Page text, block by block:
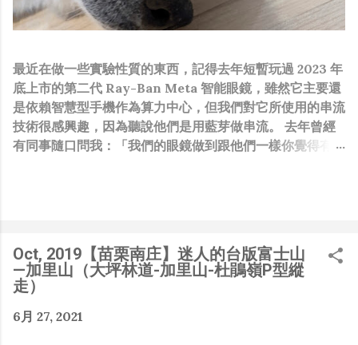
最近在做一些實驗性質的東西，記得去年短暫玩過 2023 年
底上市的第二代 Ray-Ban Meta 智能眼鏡，雖然它主要還
是依賴智慧型手機作為算力中心，但我們對它所使用的串流
技術很感興趣，因為聽說他們是用藍芽做串流。 去年曾經
有同事隨口問我：「我們的眼鏡做到跟他們一樣你覺得有可
人，那我還在這幹嘛？？？（笑）” 也記得更久以前，當我
們還在研究那個眼鏡時，常聽到像是：『 他們不知道用了
什麼黑科技 』，這類沒有建設性、不應該從 RD 嘴裡說出
來的話，而我也是不以為然。坦白講，以前每次只要聽到某
SW嘴砲經理（暫且以H君稱之），沒事就把『 黑科技 』
Oct, 2019【苗栗南庄】迷人的台版富士山
—加里山（大坪林道-加里山-杜鵑嶺P型縱
走）
6月 27, 2021